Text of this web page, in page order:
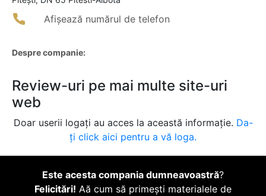
Afișează numărul de telefon
Despre companie:
Review-uri pe mai multe site-uri
web
Doar userii logați au acces la această informație. Da-
ți click aici pentru a vă loga.
Este acesta compania dumneavoastră?
Felicitări! Aă cum să primești materialele de